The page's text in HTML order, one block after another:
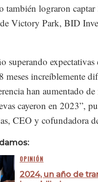
también lograron
Victory Park, BID
superando
meses increíblemente
han aumentado
cayeron en 2023”,
CEO y cofundadora
OPINIÓN
2024, un año de